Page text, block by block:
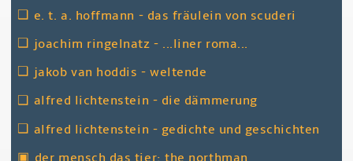
❑ e. t. a. hoffmann - das fräulein von scuderi
❑ joachim ringelnatz - ...liner roma...
❑ jakob van hoddis - weltende
❑ alfred lichtenstein - die dämmerung
❑ alfred lichtenstein - gedichte und geschichten
▣ der mensch das tier: the northman